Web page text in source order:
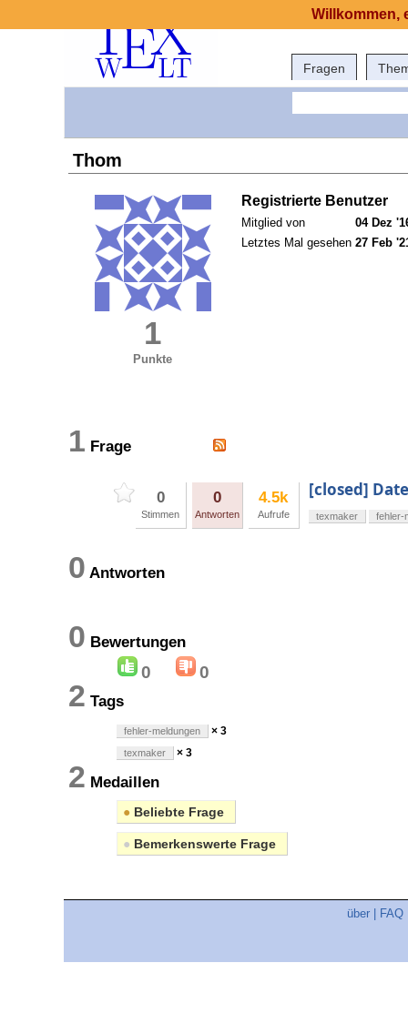
Fragen
Thom
1
Punkte
Registrierte Benutzer
Mitglied von
04 Dez
Letztes Mal gesehen 27 Feb
1 Frage
0
Stimmen
0
Antworten
4.5k
Aufrufe
[closed]
texmaker fehler-
0 Antworten
0 Bewertungen
0 0
2 Tags
fehler-meldungen × 3
texmaker × 3
2 Medaillen
● Beliebte Frage
● Bemerkenswerte Frage
über FAQ
Willkommen,